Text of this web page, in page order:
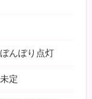
んぼり点灯
定